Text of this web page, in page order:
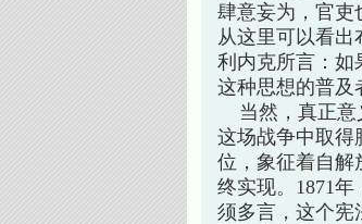
肆意妄为，官吏
从这里可以看出
利内克所言：如
这种思想的普及
当然，真正意
这场战争中取得
位，象征着自解
终实现。1871
须多言，这个宪